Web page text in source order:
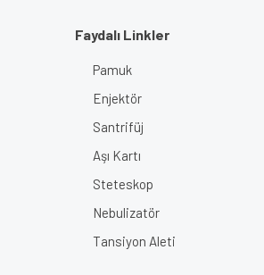
Faydalı Linkler
Pamuk
Enjektör
Santrifüj
Aşı Kartı
Steteskop
Nebulizatör
Tansiyon Aleti